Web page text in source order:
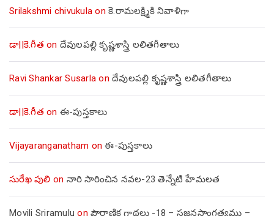
Srilakshmi chivukula on కె.రామలక్ష్మికి నివాళిగా
డా||కె.గీత on దేవులపల్లి కృష్ణశాస్త్రి లలితగీతాలు
Ravi Shankar Susarla on దేవులపల్లి కృష్ణశాస్త్రి లలితగీతాలు
డా||కె.గీత on ఈ-పుస్తకాలు
Vijayaranganatham onఈ-పుస్తకాలు
సురేఖ పులి on నారి సారించిన నవల-23 తెన్నేటి హేమలత
Moyili Sriramulu on పౌరాణిక గాథలు -18 – సజ్జనసాంగత్యము –